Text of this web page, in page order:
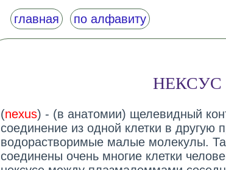
главная по алфавиту
НЕКСУС
(nexus) - (в анатомии) щелевидный
соединение из одной клетки в другую
водорастворимые малые молекулы.
соединены очень многие клетки